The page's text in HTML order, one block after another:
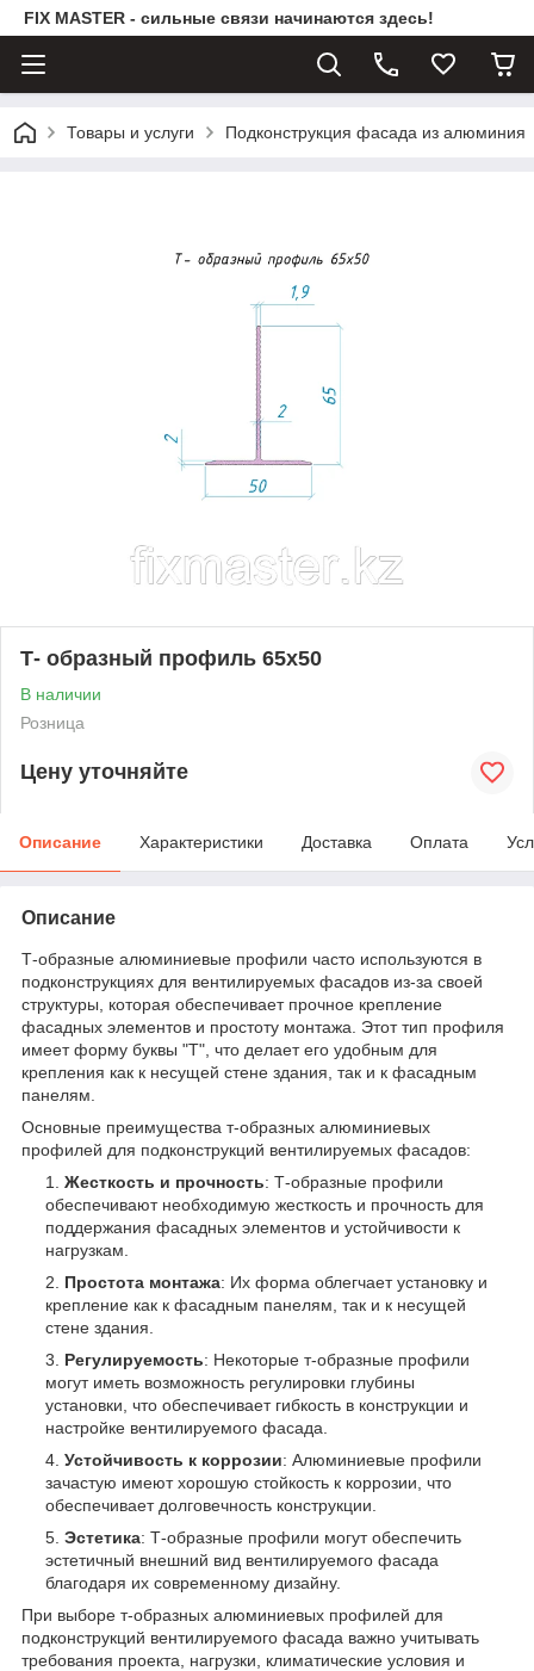
FIX MASTER - сильные связи начинаются здесь!
Товары и услуги Подконструкция фасада из алюминия
Т- образный профиль 65x50
В наличии
Розница
Цену уточняйте
Описание Характеристики Доставка Оплата
Описание
Т-образные алюминиевые профили часто используются в
подконструкциях для вентилируемых фасадов из-за своей
структуры, которая обеспечивает прочное крепление
фасадных элементов и простоту монтажа. Этот тип профиля
имеет форму буквы "Т", что делает его удобным для
крепления как к несущей стене здания, так и к фасадным
панелям.
Основные преимущества т-образных алюминиевых
профилей для подконструкций вентилируемых фасадов:
Жесткость и прочность: Т-образные профили
обеспечивают необходимую жесткость и прочность для
поддержания фасадных элементов и устойчивости к
нагрузкам.
Простота монтажа: Их форма облегчает установку и
крепление как к фасадным панелям, так и к несущей
стене здания.
Регулируемость: Некоторые т-образные профили
могут иметь возможность регулировки глубины
установки, что обеспечивает гибкость в конструкции и
настройке вентилируемого фасада.
Устойчивость к коррозии: Алюминиевые профили
зачастую имеют хорошую стойкость к коррозии, что
обеспечивает долговечность конструкции.
Эстетика: Т-образные профили могут обеспечить
эстетичный внешний вид вентилируемого фасада
благодаря их современному дизайну.
При выборе т-образных алюминиевых профилей для
подконструкций вентилируемого фасада важно учитывать
требования проекта, нагрузки, климатические условия и